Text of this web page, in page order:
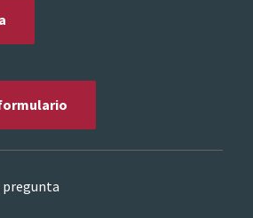
pregunta